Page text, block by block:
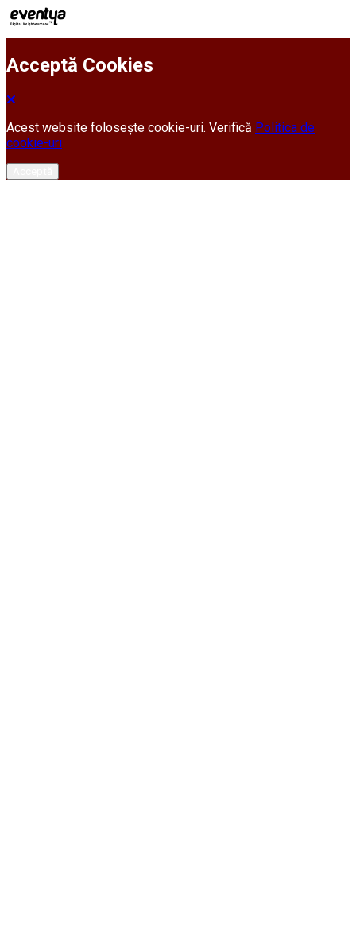
Acceptă Cookies
Acest website folosește cookie-uri. Verifică Politica de
cookie-uri